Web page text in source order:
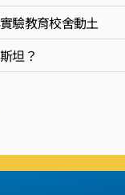
驗教育校舍動土
坦？